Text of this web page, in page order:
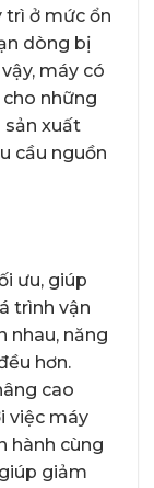
trì ở mức ổn
dòng bị
máy có
những
sản xuất
cầu nguồn
ưu, giúp
trình vận
nhau, năng
hơn.
cao
việc máy
hành cùng
giảm